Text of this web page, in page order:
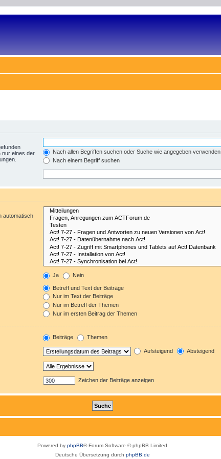
nur eines der
Nach allen Begriffen suchen oder Suche wie angegeben verwenden
Nach einem Begriff suchen
automatisch
Ja Nein
Betreff und Text der Beiträge
Nur im Text der Beiträge
Nur im Betreff der Themen
Nur im ersten Beitrag der Themen
Beiträge Themen
Aufsteigend Absteigend
Zeichen der Beiträge anzeigen
Powered by phpBB® Forum Software © phpBB Limited
Deutsche Übersetzung durch phpBB.de